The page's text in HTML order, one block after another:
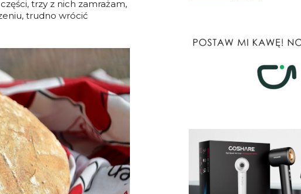
trzy z nich zamrażam,
trudno wrócić